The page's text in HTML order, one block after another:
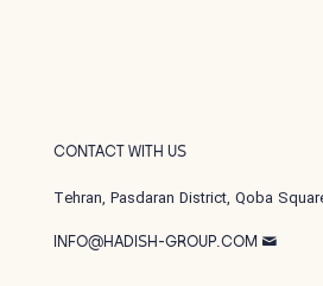
CONTACT WITH US
Tehran, Pasdaran District, Qoba